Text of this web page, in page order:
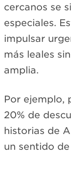
cercanos se
especiales.
impulsar
más leales
amplia.
Por ejemplo,
20% de
historias de
un sentido